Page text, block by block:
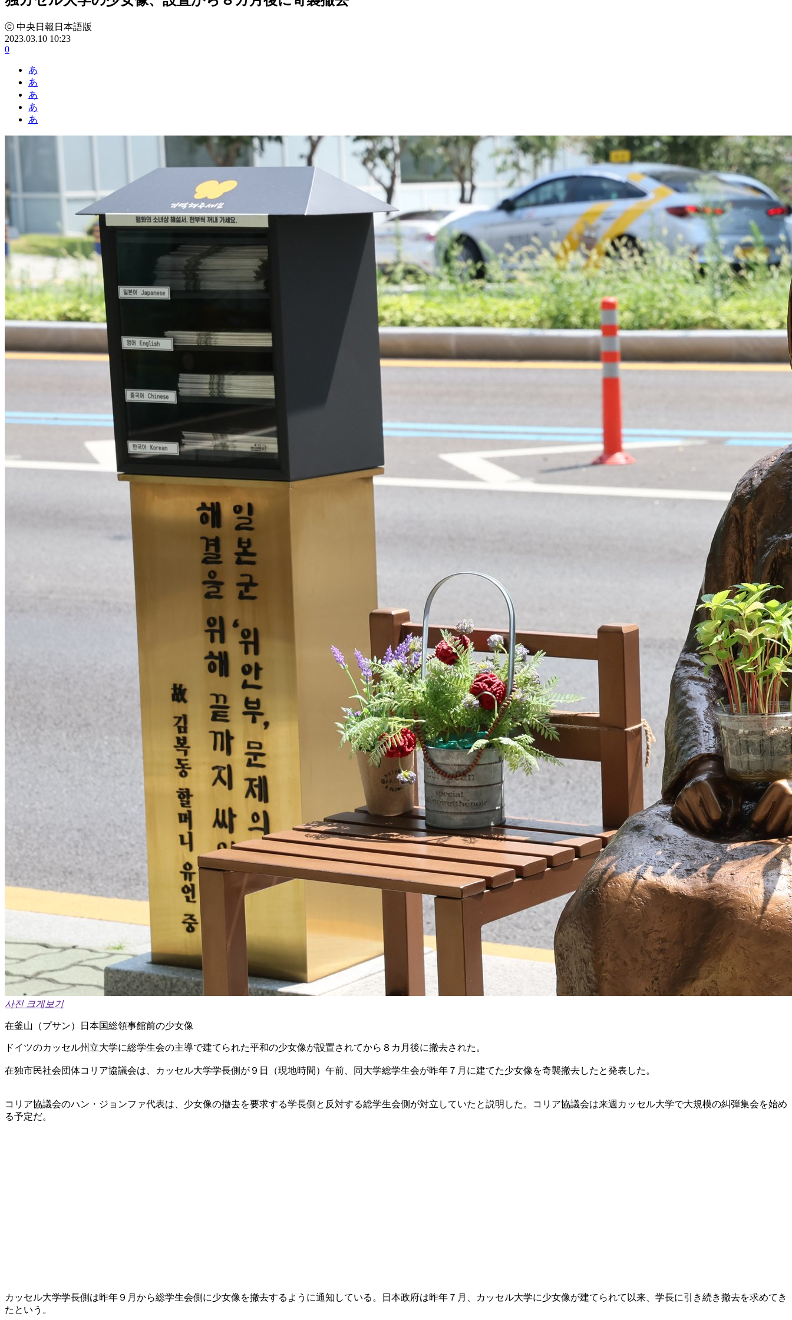
ⓒ 中央日報日本語版
2023.03.10 10:23
0
あ
あ
あ
あ
あ
사진 크게보기
在釜山（プサン）日本国総領事館前の少女像
ドイツのカッセル州立大学に総学生会の主導で建てられた平和の少女像が設置されてから８カ月後に撤去された。
在独市民社会団体コリア協議会は、カッセル大学学長側が９日（現地時間）午前、同大学総学生会が昨年７月に建てた少女像を奇襲撤去したと発表した。
コリア協議会のハン・ジョンファ代表は、少女像の撤去を要求する学長側と反対する総学生会側が対立していたと説明した。コリア協議会は来週カッセル大学で大規模の糾弾集会を始め
る予定だ。
カッセル大学学長側は昨年９月から総学生会側に少女像を撤去するように通知している。日本政府は昨年７月、カッセル大学に少女像が建てられて以来、学長に引き続き撤去を求めてき
たという。